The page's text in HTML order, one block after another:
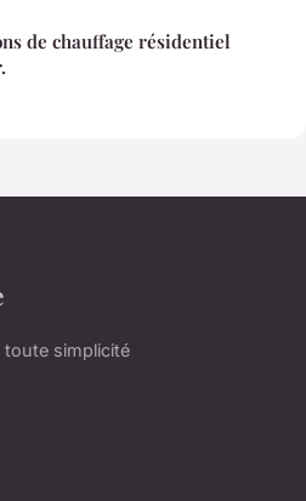
de chauffage résidentiel
simplicité